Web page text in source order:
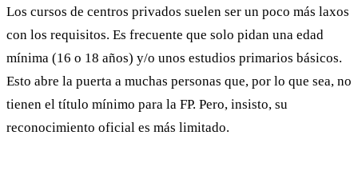
Los cursos de centros privados suelen ser un poco más laxos
con los requisitos. Es frecuente que solo pidan una edad
mínima (16 o 18 años) y/o unos estudios primarios básicos.
Esto abre la puerta a muchas personas que, por lo que sea, no
tienen el título mínimo para la FP. Pero, insisto, su
reconocimiento oficial es más limitado.